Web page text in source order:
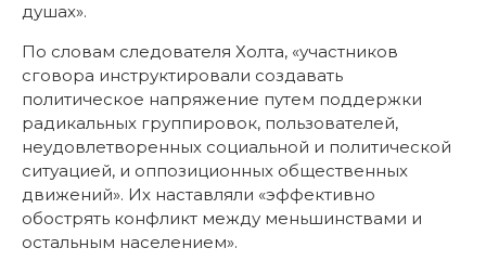
душах».
По словам следователя Холта, «участников
сговора инструктировали создавать
политическое напряжение путем поддержки
радикальных группировок, пользователей,
неудовлетворенных социальной и политической
ситуацией, и оппозиционных общественных
движений». Их наставляли «эффективно
обострять конфликт между меньшинствами и
остальным населением».